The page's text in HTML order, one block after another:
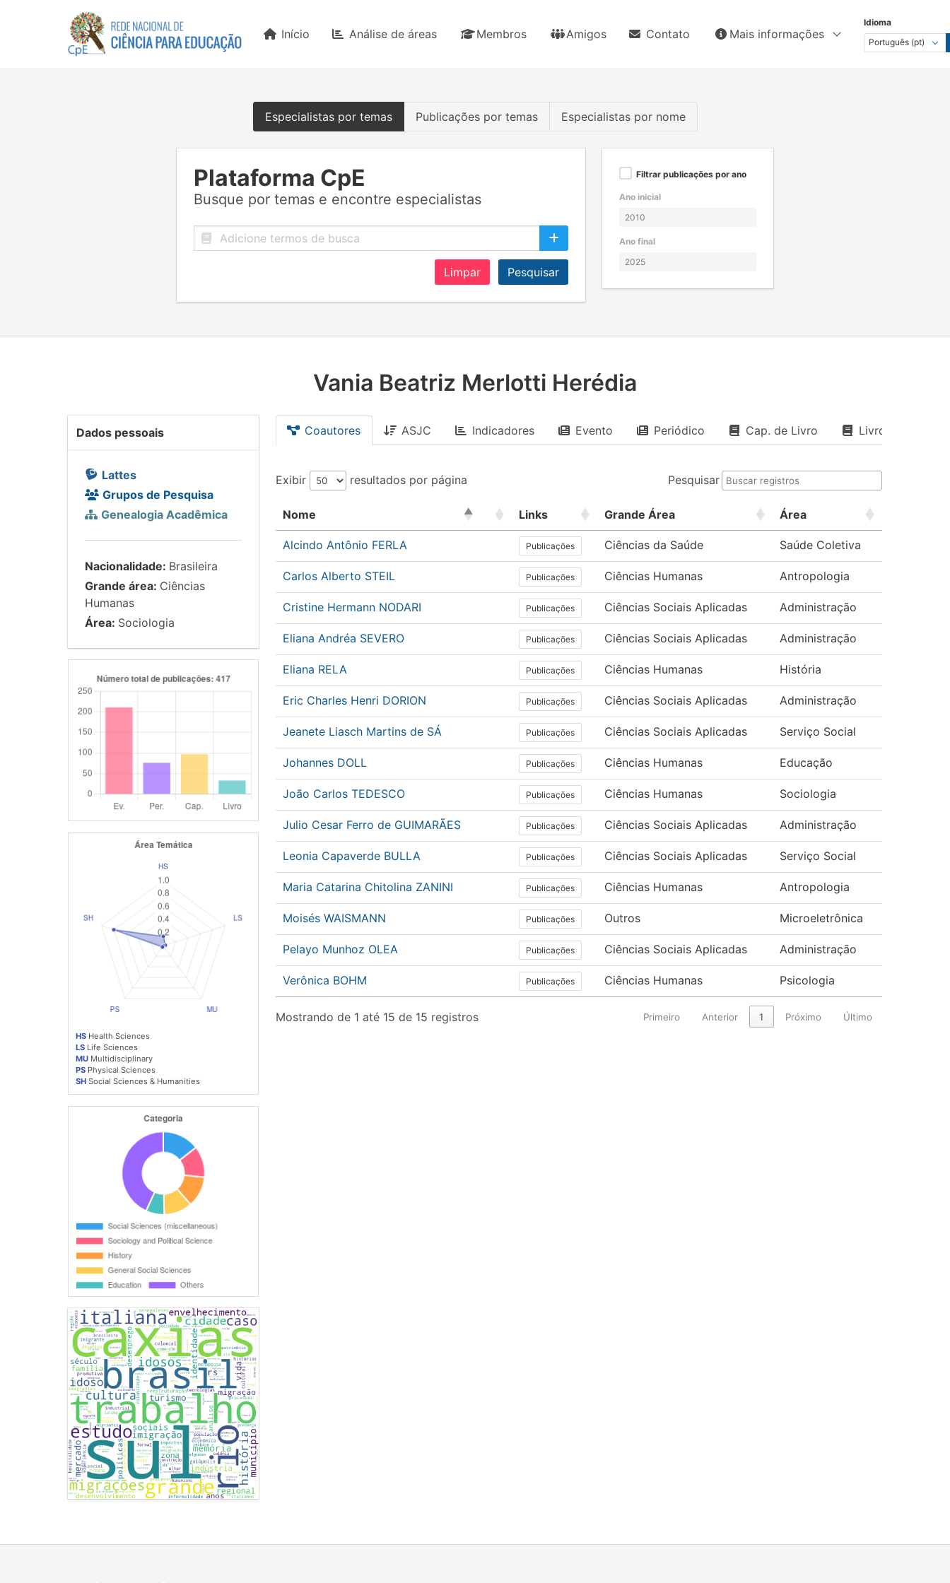
Início Análise de áreas Membros Amigos Contato Mais informações
Idioma
Especialistas por temas Publicações por temas Especialistas por nome
Plataforma CpE
Busque por temas e encontre especialistas
Limpar Pesquisar
Filtrar publicações por ano
Ano inicial
Ano final
Vania Beatriz Merlotti Herédia
Dados pessoais
Lattes
Grupos de Pesquisa
Genealogia Acadêmica
Nacionalidade: Brasileira
Grande área: Ciências
Humanas
Área: Sociologia
HS Health Sciences
LS Life Sciences
MU Multidisciplinary
PS Physical Sciences
SH Social Sciences & Humanities
Coautores ASJC Indicadores Evento Periódico Cap. de Livro Livro
Exibir resultados por página Pesquisar
Nome Links Grande Área Área
Alcindo Antônio FERLA Publicações Ciências da Saúde Saúde Coletiva
Carlos Alberto STEIL Publicações Ciências Humanas Antropologia
Cristine Hermann NODARI Publicações Ciências Sociais Aplicadas Administração
Eliana Andréa SEVERO Publicações Ciências Sociais Aplicadas Administração
Eliana RELA Publicações Ciências Humanas História
Eric Charles Henri DORION Publicações Ciências Sociais Aplicadas Administração
Jeanete Liasch Martins de SÁ Publicações Ciências Sociais Aplicadas Serviço Social
Johannes DOLL Publicações Ciências Humanas Educação
João Carlos TEDESCO Publicações Ciências Humanas Sociologia
Julio Cesar Ferro de GUIMARÃES Publicações Ciências Sociais Aplicadas Administração
Leonia Capaverde BULLA Publicações Ciências Sociais Aplicadas Serviço Social
Maria Catarina Chitolina ZANINI Publicações Ciências Humanas Antropologia
Moisés WAISMANN Publicações Outros Microeletrônica
Pelayo Munhoz OLEA Publicações Ciências Sociais Aplicadas Administração
Verônica BOHM Publicações Ciências Humanas Psicologia
Mostrando de 1 até 15 de 15 registros Primeiro Anterior 1 Próximo Último